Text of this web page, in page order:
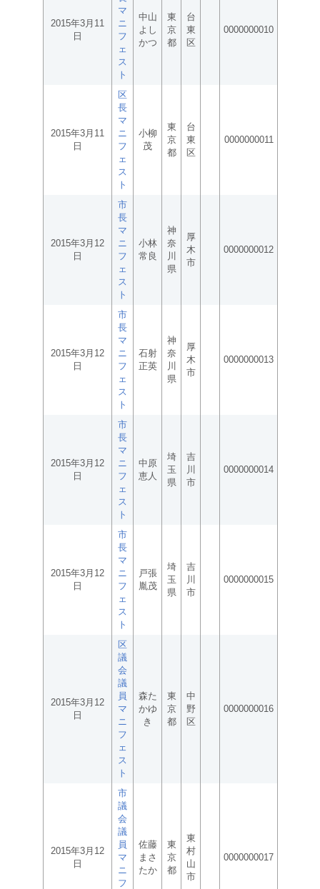
2015年3月11
日
マ
ニ
フ
ェ
ス
ト
中山
よし
かつ
東
京
都
台
東
区
0000000010
2015年3月11
日
区
長
マ
ニ
フ
ェ
ス
ト
小柳
茂
東
京
都
台
東
区
0000000011
2015年3月12
日
市
長
マ
ニ
フ
ェ
ス
ト
小林
常良
神
奈
川
県
厚
木
市
0000000012
2015年3月12
日
市
長
マ
ニ
フ
ェ
ス
ト
石射
正英
神
奈
川
県
厚
木
市
0000000013
2015年3月12
日
市
長
マ
ニ
フ
ェ
ス
ト
中原
恵人
埼
玉
県
吉
川
市
0000000014
2015年3月12
日
市
長
マ
ニ
フ
ェ
ス
ト
戸張
胤茂
埼
玉
県
吉
川
市
0000000015
2015年3月12
日
区
議
会
議
員
マ
ニ
フ
ェ
ス
ト
森た
かゆ
き
東
京
都
中
野
区
0000000016
2015年3月12
日
市
議
会
議
員
マ
ニ
フ
佐藤
まさ
たか
東
京
都
東
村
山
市
0000000017